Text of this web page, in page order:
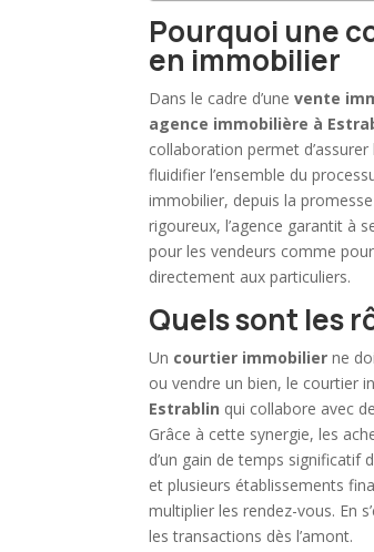
Pourquoi une
en immobilier
Dans le cadre d’unevente
agence immobilière à
collaboration permet
fluidifier l’ensemble du
immobilier, depuis la promesse
rigoureux, l’agence garantit à
pour les vendeurs comme
directement aux particuliers.
Quels sont les
Un courtier immobilier ne
ou vendre un bien, le courtier
Estrablin qui collabore avec
Grâce à cette synergie, les
d’un gain de temps significatif
et plusieurs établissements
multiplier les rendez-vous. En
les transactions dès l’amont.